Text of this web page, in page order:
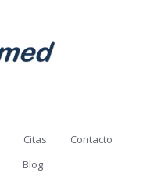
Citas
Contacto
Blog